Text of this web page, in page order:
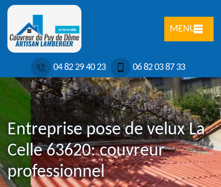
MENU
04 82 29 40 23 06 82 03 87 33
Entreprise pose de velux La
Celle 63620: couvreur
professionnel